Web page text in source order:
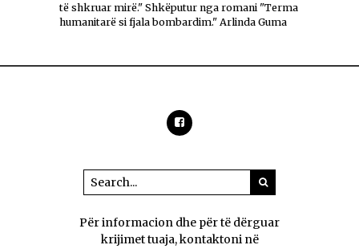
të shkruar mirë." Shkëputur nga romani "Terma
humanitarë si fjala bombardim." Arlinda Guma
Për informacion dhe për të dërguar
krijimet tuaja, kontaktoni në